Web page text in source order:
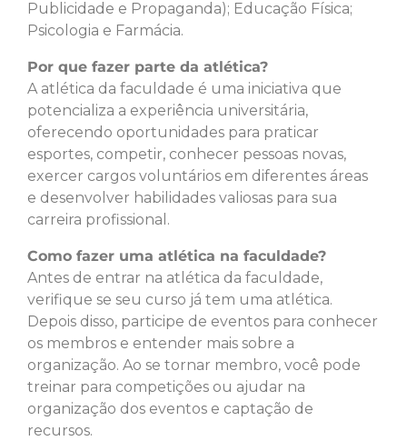
Publicidade e Propaganda); Educação Física;
Psicologia e Farmácia.
Por que fazer parte da atlética?
A atlética da faculdade é uma iniciativa que
potencializa a experiência universitária,
oferecendo oportunidades para praticar
esportes, competir, conhecer pessoas novas,
exercer cargos voluntários em diferentes áreas
e desenvolver habilidades valiosas para sua
carreira profissional.
Como fazer uma atlética na faculdade?
Antes de entrar na atlética da faculdade,
verifique se seu curso já tem uma atlética.
Depois disso, participe de eventos para conhecer
os membros e entender mais sobre a
organização. Ao se tornar membro, você pode
treinar para competições ou ajudar na
organização dos eventos e captação de
recursos.